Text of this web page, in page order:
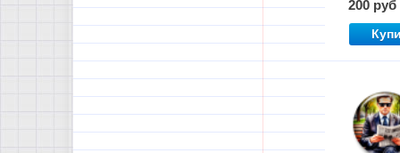
5-6
200 руб